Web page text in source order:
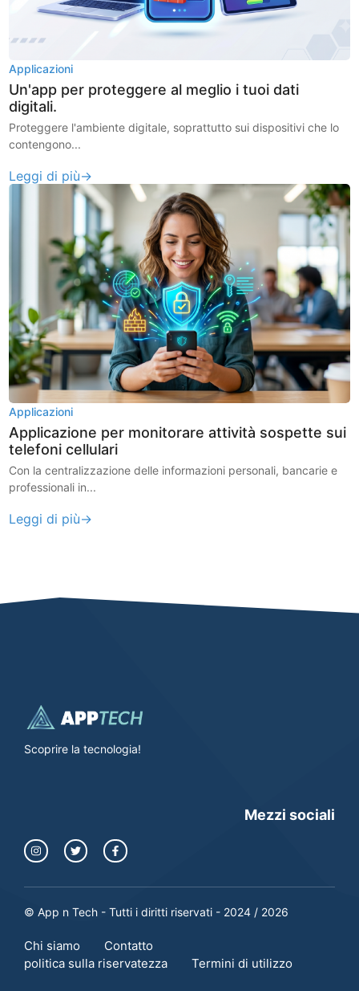
Applicazioni
Un'app per proteggere al meglio i tuoi dati
digitali.
Proteggere l'ambiente digitale, soprattutto sui dispositivi che lo
contengono...
Leggi di più→
Applicazioni
Applicazione per monitorare attività sospette sui
telefoni cellulari
Con la centralizzazione delle informazioni personali, bancarie e
professionali in...
Leggi di più→
Scoprire la tecnologia!
Mezzi sociali
© App n Tech - Tutti i diritti riservati - 2024 / 2026
Chi siamo
Contatto
politica sulla riservatezza
Termini di utilizzo